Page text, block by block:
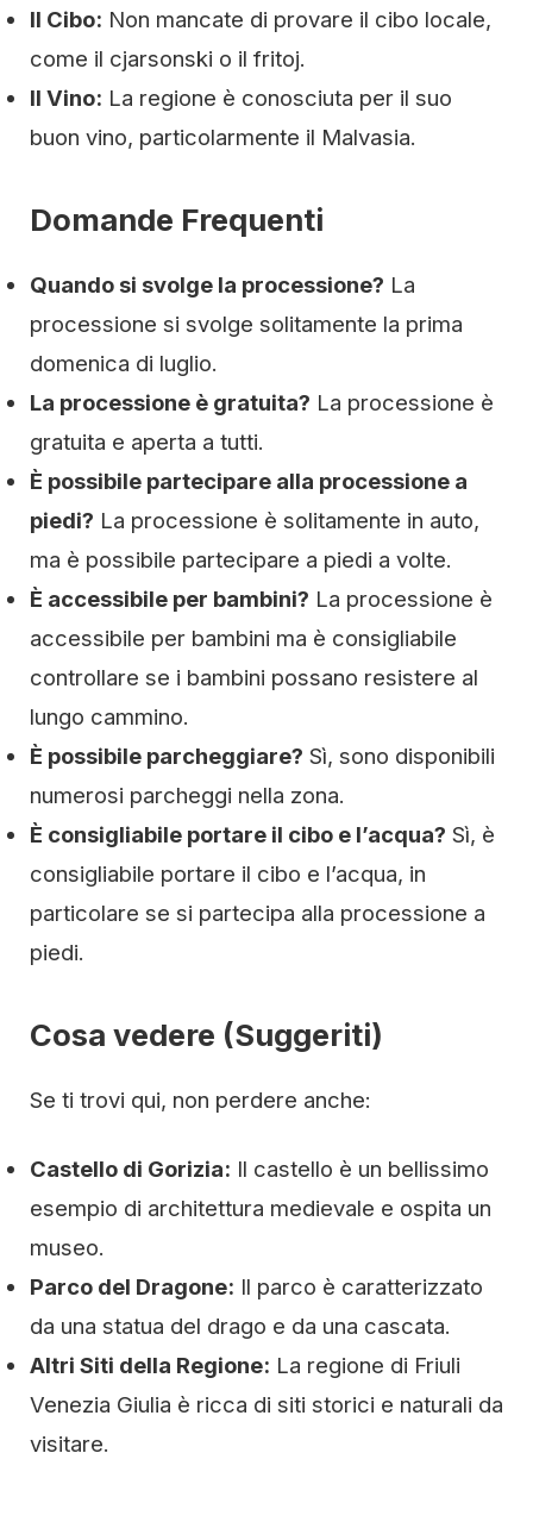
Il Cibo: Non mancate di provare il cibo locale,
come il cjarsonski o il fritoj.
Il Vino: La regione è conosciuta per il suo
buon vino, particolarmente il Malvasia.
Domande Frequenti
Quando si svolge la processione? La
processione si svolge solitamente la prima
domenica di luglio.
La processione è gratuita? La processione è
gratuita e aperta a tutti.
È possibile partecipare alla processione a
piedi? La processione è solitamente in auto,
ma è possibile partecipare a piedi a volte.
È accessibile per bambini? La processione è
accessibile per bambini ma è consigliabile
controllare se i bambini possano resistere al
lungo cammino.
È possibile parcheggiare? Sì, sono disponibili
numerosi parcheggi nella zona.
È consigliabile portare il cibo e l’acqua? Sì, è
consigliabile portare il cibo e l’acqua, in
particolare se si partecipa alla processione a
piedi.
Cosa vedere (Suggeriti)
Se ti trovi qui, non perdere anche:
Castello di Gorizia: Il castello è un bellissimo
esempio di architettura medievale e ospita un
museo.
Parco del Dragone: Il parco è caratterizzato
da una statua del drago e da una cascata.
Altri Siti della Regione: La regione di Friuli
Venezia Giulia è ricca di siti storici e naturali da
visitare.